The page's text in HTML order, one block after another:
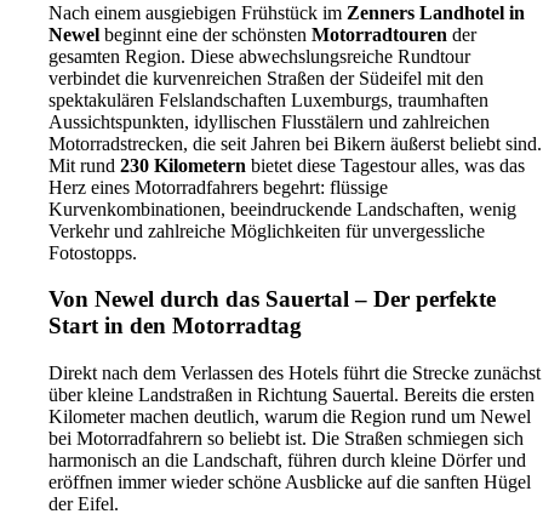
Nach einem ausgiebigen Frühstück im Zenners Landhotel in
Newel beginnt eine der schönsten Motorradtouren der
gesamten Region. Diese abwechslungsreiche Rundtour
verbindet die kurvenreichen Straßen der Südeifel mit den
spektakulären Felslandschaften Luxemburgs, traumhaften
Aussichtspunkten, idyllischen Flusstälern und zahlreichen
Motorradstrecken, die seit Jahren bei Bikern äußerst beliebt sind.
Mit rund 230 Kilometern bietet diese Tagestour alles, was das
Herz eines Motorradfahrers begehrt: flüssige
Kurvenkombinationen, beeindruckende Landschaften, wenig
Verkehr und zahlreiche Möglichkeiten für unvergessliche
Fotostopps.
Von Newel durch das Sauertal – Der perfekte
Start in den Motorradtag
Direkt nach dem Verlassen des Hotels führt die Strecke zunächst
über kleine Landstraßen in Richtung Sauertal. Bereits die ersten
Kilometer machen deutlich, warum die Region rund um Newel
bei Motorradfahrern so beliebt ist. Die Straßen schmiegen sich
harmonisch an die Landschaft, führen durch kleine Dörfer und
eröffnen immer wieder schöne Ausblicke auf die sanften Hügel
der Eifel.